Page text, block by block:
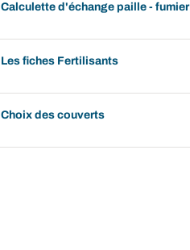
Calculette d'échange paille - fumier
Les fiches Fertilisants
Choix des couverts